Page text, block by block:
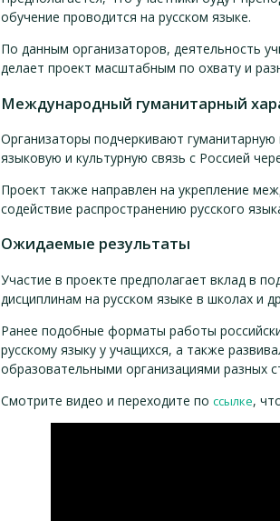
обучение проводится на русском языке.
По данным организаторов, деятельность
делает проект масштабным по охвату и
Международный гуманитарный
Организаторы подчеркивают
языковую и культурную связь с Россией
Проект также направлен на укрепление
содействие распространению русского
Ожидаемые результаты
Участие в проекте предполагает вклад в
дисциплинам на русском языке в школах и
Ранее подобные форматы работы
русскому языку у учащихся, а также
образовательными организациями разных
Смотрите видео и переходите по ссылке,